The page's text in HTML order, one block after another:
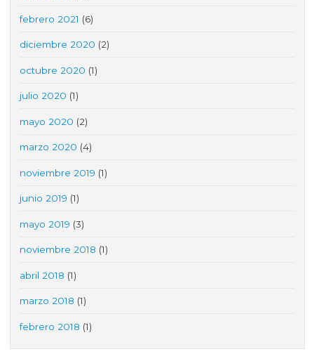
febrero 2021 (6)
diciembre 2020 (2)
octubre 2020 (1)
julio 2020 (1)
mayo 2020 (2)
marzo 2020 (4)
noviembre 2019 (1)
junio 2019 (1)
mayo 2019 (3)
noviembre 2018 (1)
abril 2018 (1)
marzo 2018 (1)
febrero 2018 (1)